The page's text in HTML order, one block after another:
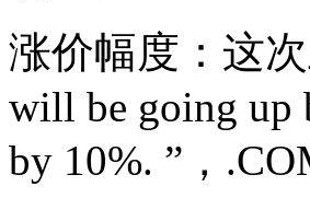
涨价幅度：这
will be going up
by 10%. ”，